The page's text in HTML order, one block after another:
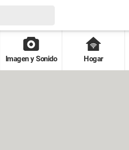
Imagen y Sonido Hogar